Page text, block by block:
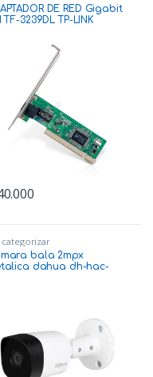
DE RED Gigabit
TF-3239DL TP-LINK
categorizar
bala 2mpx
dahua dh-hac-